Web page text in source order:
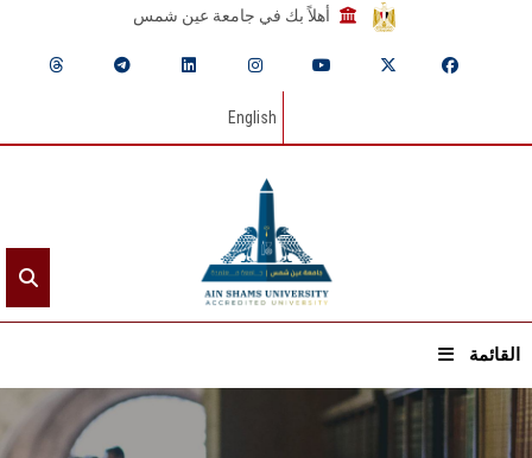
أهلاً بك في جامعة عين شمس
English
القائمة
الرئيسيـة